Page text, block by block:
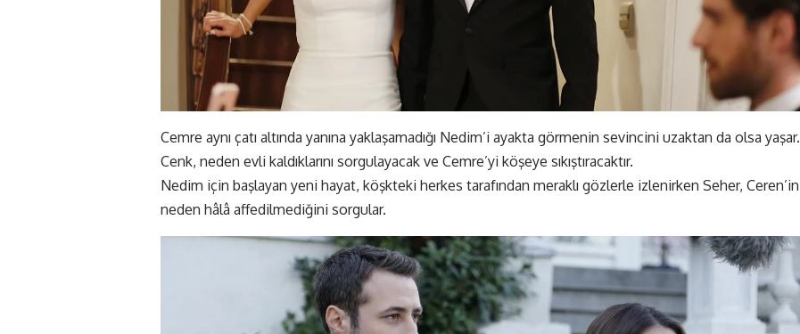
Cemre aynı çatı altında yanına yaklaşamadığı Nedim’i ayakta görmenin sevincini uzaktan da olsa yaşar.
Cenk, neden evli kaldıklarını sorgulayacak ve Cemre’yi köşeye sıkıştıracaktır.
Nedim için başlayan yeni hayat, köşkteki herkes tarafından meraklı gözlerle izlenirken Seher, Ceren’in
neden hâlâ affedilmediğini sorgular.